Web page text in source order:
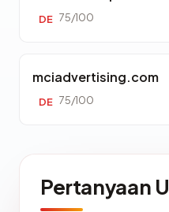
DE 75/100
mciadvertising.com
DE 75/100
Pertanyaan